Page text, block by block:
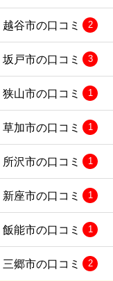
越谷市の口コミ 2
坂戸市の口コミ 3
狭山市の口コミ 1
草加市の口コミ 1
所沢市の口コミ 1
新座市の口コミ 1
飯能市の口コミ 1
三郷市の口コミ 2